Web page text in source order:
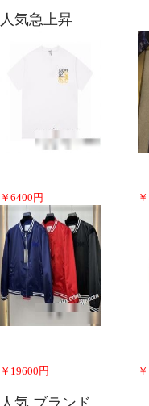
人気急上昇
￥ 6400 円 ￥
￥ 19600 円 ￥
人気 ブランド